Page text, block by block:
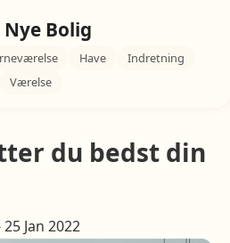
Nye Bolig
Have
Indretning
Værelse
du bedst din
Jan 2022